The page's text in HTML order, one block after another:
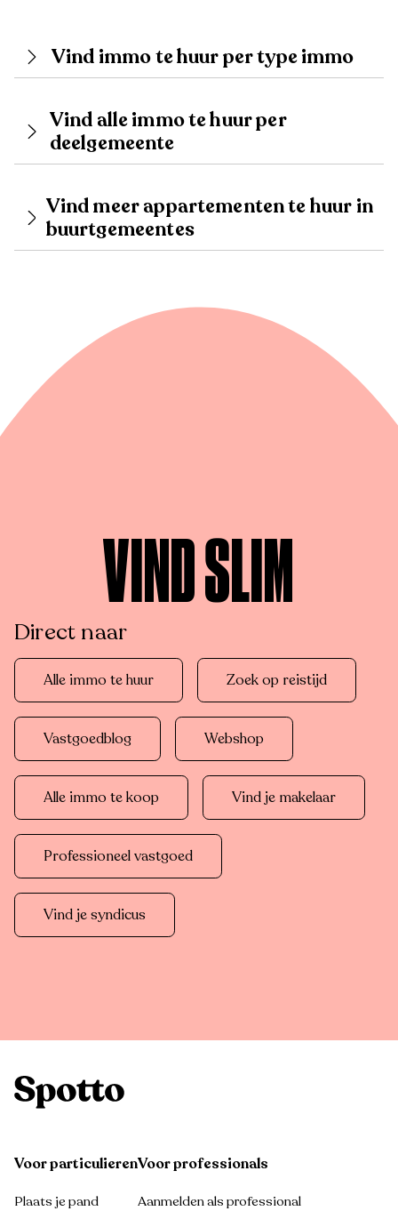
Vind immo te huur per type immo
Vind alle immo te huur per
deelgemeente
Vind meer appartementen te huur in
buurtgemeentes
VIND SLIM
Direct naar
Alle immo te huur Zoek op reistijd
Vastgoedblog Webshop
Alle immo te koop Vind je makelaar
Professioneel vastgoed
Vind je syndicus
Voor particulieren
Plaats je pand
Voor professionals
Aanmelden als professional